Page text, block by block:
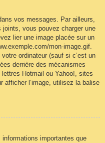
vos messages. Par ailleurs,
joints, vous pouvez charger une
lier une image placée sur un
mon-image.gif.
ordinateur (sauf si c’est un
derrière des mécanismes
Hotmail ou Yahoo!, sites
afficher l’image, utilisez la balise
importantes que